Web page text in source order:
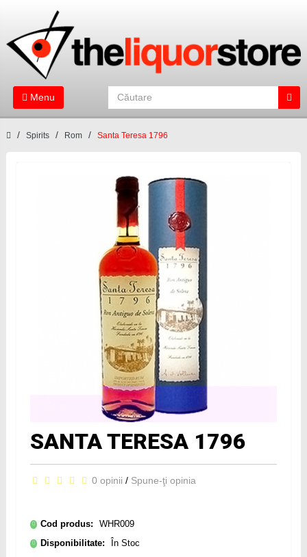
Menu
Spirits Rom Santa Teresa 1796
SANTA TERESA 1796
0 opinii / Spune-ţi opinia
Cod produs:
WHR009
Disponibilitate:
În Stoc